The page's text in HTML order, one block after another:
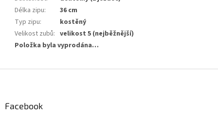
Délka zipu:
36 cm
Typ zipu:
kostěný
Velikost zubů: velikost 5 (nejběžnější)
Položka byla vyprodána…
Facebook